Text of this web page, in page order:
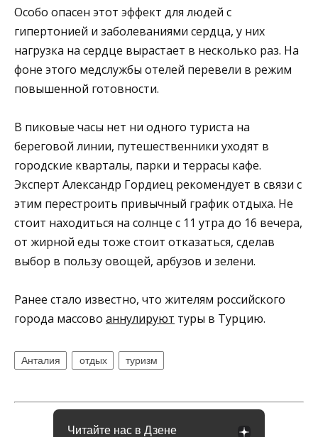
Особо опасен этот эффект для людей с
гипертонией и заболеваниями сердца, у них
нагрузка на сердце вырастает в несколько раз. На
фоне этого медслужбы отелей перевели в режим
повышенной готовности.
В пиковые часы нет ни одного туриста на
береговой линии, путешественники уходят в
городские кварталы, парки и террасы кафе.
Эксперт Александр Гордиец рекомендует в связи с
этим перестроить привычный график отдыха. Не
стоит находиться на солнце с 11 утра до 16 вечера,
от жирной еды тоже стоит отказаться, сделав
выбор в пользу овощей, арбузов и зелени.
Ранее стало известно, что жителям российского
города массово аннулируют туры в Турцию.
Анталия отдых туризм
Читайте нас в Дзене